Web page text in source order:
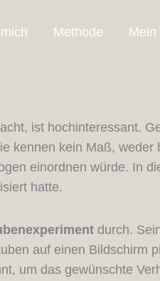
Methode Mein
ist hochinteressant.
kennen kein Maß,
einordnen würde. In
hatte.
durch.
auf einen
um das gewünschte